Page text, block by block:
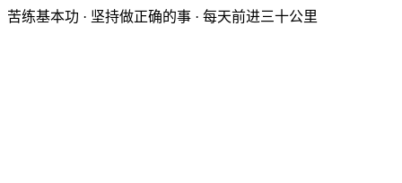
苦练基本功 · 坚持做正确的事 · 每天前进三十公里